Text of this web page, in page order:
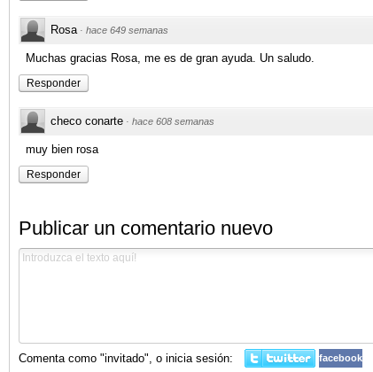
Rosa · hace 649 semanas
Muchas gracias Rosa, me es de gran ayuda. Un saludo.
Responder
checo conarte · hace 608 semanas
muy bien rosa
Responder
Publicar un comentario nuevo
Comenta como "invitado", o inicia sesión: facebook